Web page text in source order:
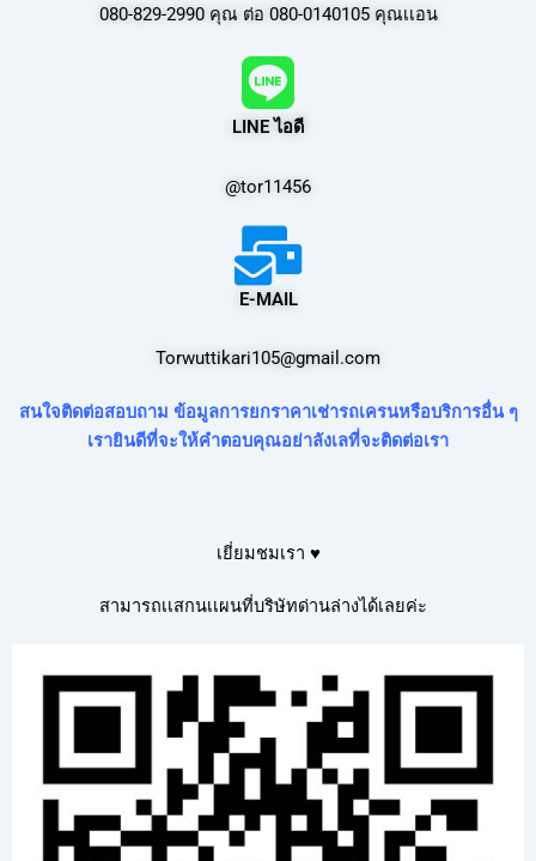
080-829-2990 คุณ ต่อ 080-0140105 คุณเเอน
LINE ไอดี
@tor11456
E-MAIL
Torwuttikari105@gmail.com
สนใจติดต่อสอบถาม ข้อมูลการยกราคาเช่ารถเครนหรือบริการอื่น ๆ
เรายินดีที่จะให้คำตอบคุณอย่าลังเลที่จะติดต่อเรา
เยี่ยมชมเรา ♥
สามารถเเสกนเเผนที่บริษัทด่านล่างได้เลยค่ะ